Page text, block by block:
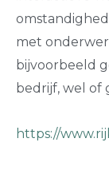
met
bijvoorbeeld
bedrijf, wel of
https://